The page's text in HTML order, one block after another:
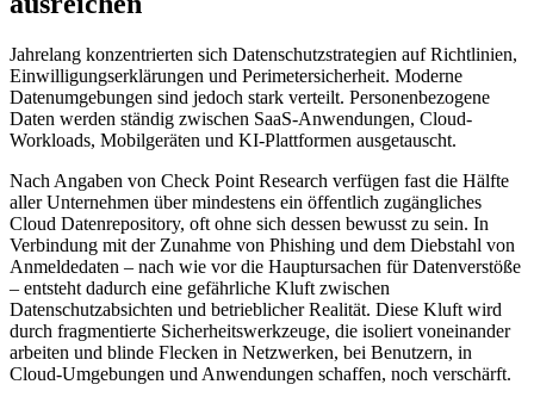
Jahrelang konzentrierten sich Datenschutzstrategien auf Richtlinien,
Einwilligungserklärungen und Perimetersicherheit. Moderne
Datenumgebungen sind jedoch stark verteilt. Personenbezogene
Daten werden ständig zwischen SaaS-Anwendungen, Cloud-
Workloads, Mobilgeräten und KI-Plattformen ausgetauscht.
Nach Angaben von Check Point Research verfügen fast die Hälfte
aller Unternehmen über mindestens ein öffentlich zugängliches
Cloud Datenrepository, oft ohne sich dessen bewusst zu sein. In
Verbindung mit der Zunahme von Phishing und dem Diebstahl von
Anmeldedaten – nach wie vor die Hauptursachen für Datenverstöße
– entsteht dadurch eine gefährliche Kluft zwischen
Datenschutzabsichten und betrieblicher Realität. Diese Kluft wird
durch fragmentierte Sicherheitswerkzeuge, die isoliert voneinander
arbeiten und blinde Flecken in Netzwerken, bei Benutzern, in
Cloud-Umgebungen und Anwendungen schaffen, noch verschärft.